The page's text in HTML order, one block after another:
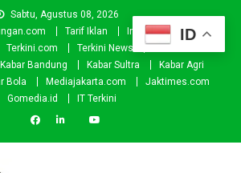
Sabtu, Agustus 08, 2026
Tarif Iklan Investor
Donasi
Terkini.com Terkini News
Kabar.id
Kabar Bandung Kabar Sultra
Kabar Agri
Bola Mediajakarta.com
Jaktimes.com
Gomedia.id
IT Terkini
ID